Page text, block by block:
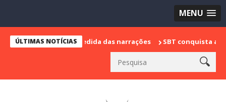
MENU
ÚLTIMAS NOTÍCIAS
sua despedida das narrações SBT conquista a vice